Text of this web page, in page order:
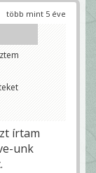
több mint 5 éve
írtam
unk